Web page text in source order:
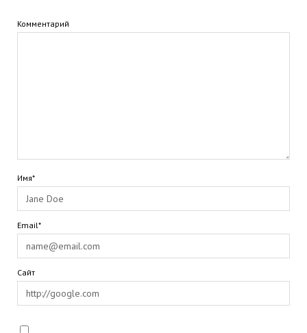
Комментарий
Имя*
Email*
Сайт